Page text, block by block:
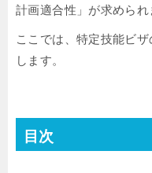
計画適合性」が求められ
ここでは、特定技能ビ
します。
目次